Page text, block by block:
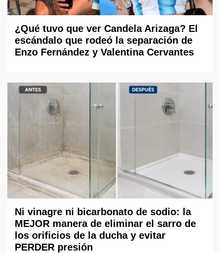
¿Qué tuvo que ver Candela Arizaga? El
escándalo que rodeó la separación de
Enzo Fernández y Valentina Cervantes
Ni vinagre ni bicarbonato de sodio: la
MEJOR manera de eliminar el sarro de
los orificios de la ducha y evitar
PERDER presión